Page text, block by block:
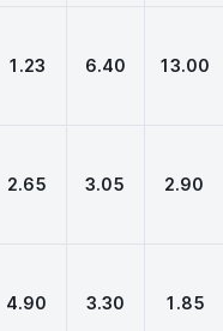
1.23 6.40 13.00
2.65 3.05 2.90
4.90 3.30 1.85